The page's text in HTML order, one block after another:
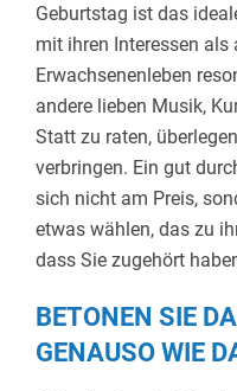
Geburtstag ist das
mit ihren Interessen
Erwachsenenleben
andere lieben Musik,
Statt zu raten,
verbringen. Ein gut
sich nicht am Preis,
etwas wählen, das zu
dass Sie zugehört
BETONEN SIE
GENAUSO WIE